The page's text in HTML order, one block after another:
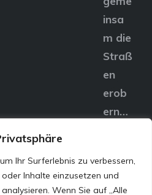
Ihr Surferlebnis zu verbessern,
Inhalte einzusetzen und
Wenn Sie auf „Alle
insa
m die
Straß
en
erob
ern…